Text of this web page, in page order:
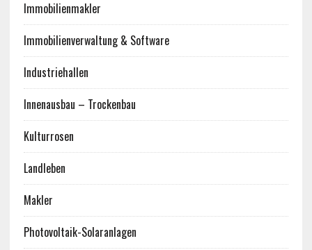
Immobilienmakler
Immobilienverwaltung & Software
Industriehallen
Innenausbau – Trockenbau
Kulturrosen
Landleben
Makler
Photovoltaik-Solaranlagen